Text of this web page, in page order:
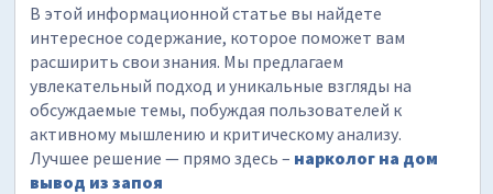
В этой информационной статье вы найдете
интересное содержание, которое поможет вам
расширить свои знания. Мы предлагаем
увлекательный подход и уникальные взгляды на
обсуждаемые темы, побуждая пользователей к
активному мышлению и критическому анализу.
Лучшее решение — прямо здесь – нарколог на дом
вывод из запоя